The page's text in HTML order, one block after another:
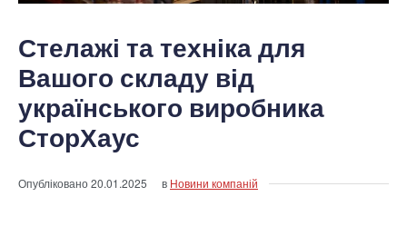
Стелажі та техніка для
Вашого складу від
українського виробника
СторХаус
Опубліковано20.01.2025 в Новини компаній